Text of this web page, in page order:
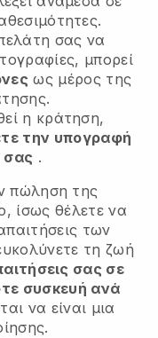
σας να
μπορεί
ως μέρος της
η κράτηση,
την υπογραφή
σας .
πώληση της
ίσως θέλετε να
των
τη ζωή
σας σε
συσκευή ανά
να είναι μια